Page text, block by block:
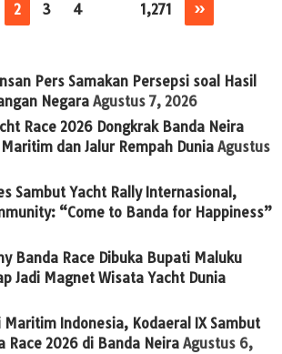
2 3 4 1,271 »
Pers Samakan Persepsi soal Hasil
Negara Agustus 7, 2026
Race 2026 Dongkrak Banda Neira
dan Jalur Rempah Dunia Agustus
Sambut Yacht Rally Internasional,
“Come to Banda for Happiness”
Banda Race Dibuka Bupati Maluku
Jadi Magnet Wisata Yacht Dunia
Indonesia, Kodaeral IX Sambut
Race 2026 di Banda Neira Agustus 6,